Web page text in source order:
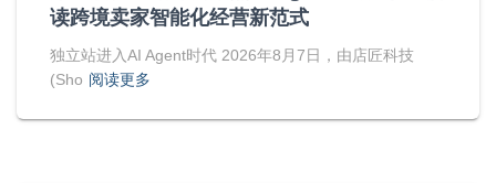
读跨境卖家智能化经营新范式
独立站进入AI Agent时代 2026年8月7日，由店匠科技
(Sho 阅读更多